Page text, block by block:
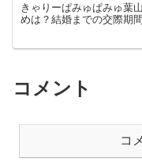
きゃりーぱみゅぱみゅ葉
めは？結婚までの交際期
コメント
コ